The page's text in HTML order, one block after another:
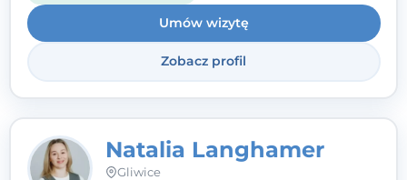
Umów wizytę
Zobacz profil
Natalia Langhamer
Gliwice